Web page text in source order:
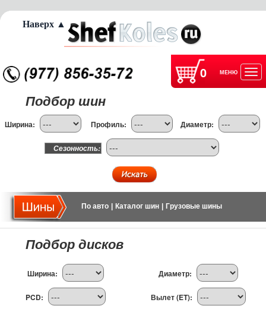
0 МЕНЮ
Подбор шин
Ширина: Профиль: Диаметр:
Сезонность:
По авто Каталог шин Грузовые шины
Подбор дисков
Ширина: Диаметр:
PCD: Вылет (ET):
Наверх ▲